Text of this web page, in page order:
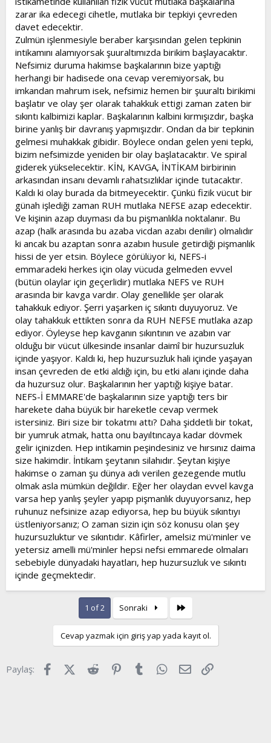
zarar ika edecegi cihetle, mutlaka bir tepkiyi çevreden
davet edecektir.
Zulmün işlenmesiyle beraber karşısından gelen tepkinin
intikamını alamıyorsak şuuraltımızda birikim başlayacaktır.
Nefsimiz duruma hakimse başkalarının bize yaptığı
herhangi bir hadisede ona cevap veremiyorsak, bu
imkandan mahrum isek, nefsimiz hemen bir şuuraltı birikimi
başlatır ve olay şer olarak tahakkuk ettigi zaman zaten bir
sıkıntı kalbimizi kaplar. Başkalarının kalbini kırmışızdır, başka
birine yanlış bir davranış yapmışızdır. Ondan da bir tepkinin
gelmesi muhakkak gibidir. Böylece ondan gelen yeni tepki,
bizim nefsimizde yeniden bir olay başlatacaktır. Ve spiral
giderek yükselecektir. KİN, KAVGA, İNTİKAM birbirinin
arkasından insanı devamlı rahatsızlıklar içinde tutacaktır.
Kaldı ki olay burada da bitmeyecektir. Çünkü fizik vücut bir
günah işlediği zaman RUH mutlaka NEFSE azap edecektir.
Ve kişinin azap duyması da bu pişmanlıkla noktalanır. Bu
azap (halk arasında bu azaba vicdan azabı denilir) olmalıdır
ki ancak bu azaptan sonra azabın husule getirdiği pişmanlık
hissi de yer etsin. Böylece görülüyor ki, NEFS-i
emmaradeki herkes için olay vücuda gelmeden evvel
(bütün olaylar için geçerlidir) mutlaka NEFS ve RUH
arasında bir kavga vardır. Olay genellikle şer olarak
tahakkuk ediyor. Şerri yaşarken iç sıkıntı duyuyoruz. Ve
olay tahakkuk ettikten sonra da RUH NEFSE mutlaka azap
ediyor. Öyleyse hep kavganın sıkıntının ve azabın var
olduğu bir vücut ülkesinde insanlar daimî bir huzursuzluk
içinde yaşıyor. Kaldı ki, hep huzursuzluk hali içinde yaşayan
insan çevreden de etki aldığı için, bu etki alanı içinde daha
da huzursuz olur. Başkalarının her yaptığı kişiye batar.
NEFS-İ EMMARE'de başkalarının size yaptığı ters bir
harekete daha büyük bir hareketle cevap vermek
istersiniz. Biri size bir tokatmı attı? Daha şiddetli bir tokat,
bir yumruk atmak, hatta onu bayıltıncaya kadar dövmek
gelir içinizden. Hep intikamin peşindesiniz ve hırsınız daima
size hakimdir. İntikam şeytanın silahıdır. Şeytan kişiye
hakimse o zaman şu dünya adı verilen gezegende mutlu
olmak asla mümkün değildir. Eğer her olaydan evvel kavga
varsa hep yanlış şeyler yapıp pişmanlık duyuyorsanız, hep
ruhunuz nefsinize azap ediyorsa, hep bu büyük sıkıntıyı
üstleniyorsanız; O zaman sizin için söz konusu olan şey
huzursuzluktur ve sıkıntıdır. Kâfirler, amelsiz mü'minler ve
yetersiz amelli mü'minler hepsi nefsi emmarede olmaları
sebebiyle dünyadaki hayatları, hep huzursuzluk ve sıkıntı
içinde geçmektedir.
1 of 2 Sonraki Son
Cevap yazmak için giriş yap yada kayıt ol.
Paylaş: FacebookX (Twitter)
Reddit Pinterest
Tumblr WhatsApp
E-posta